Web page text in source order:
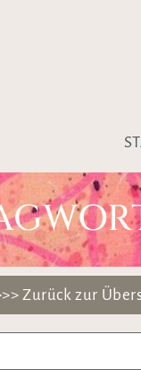
Zurück zur